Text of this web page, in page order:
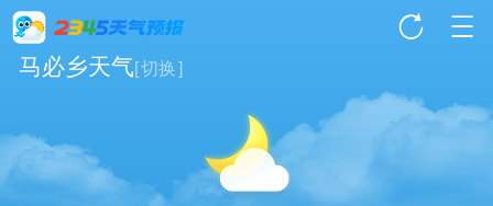
马必乡天气[切换]